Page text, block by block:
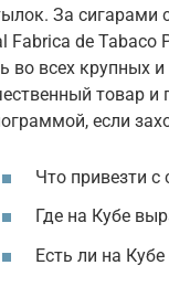
За сигарами
Fabrica de Tabaco
во всех крупных
товар и
если
Что привезти с
Где на Кубе
Есть ли на